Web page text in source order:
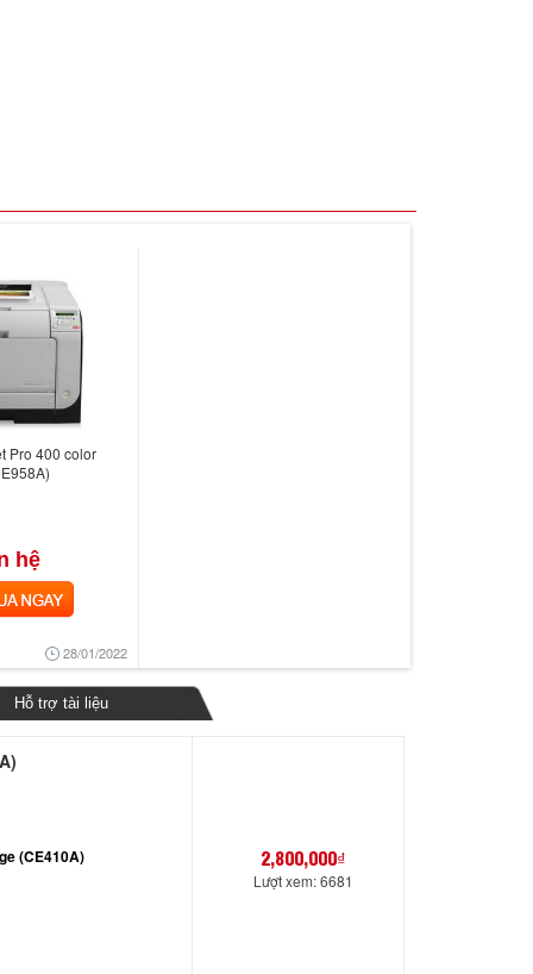
Pro 400 color
hệ
28/01/2022
Hỗ trợ tài liệu
(CE410A) 2,800,000₫
Lượt xem: 6681